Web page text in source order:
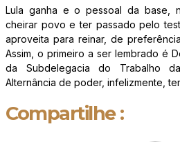
Lula ganha e o pessoal da base,
cheirar povo e ter passado pelo
aproveita para reinar, de
Assim, o primeiro a ser lembrado é
da Subdelegacia do Trabalho
Alternância de poder, infelizmente,
Compartilhe :